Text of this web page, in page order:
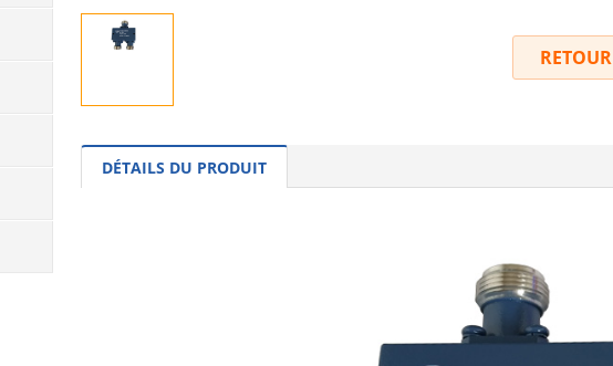
RETOUR
DÉTAILS DU PRODUIT